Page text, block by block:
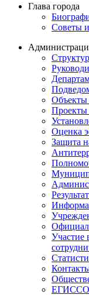
Глава города
Советы
Объекты
Проекты
Оценка
Защита
Участие
ЕГИССО